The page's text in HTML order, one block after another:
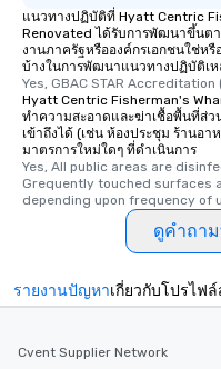
แนวทางปฏิบัติที่ Hyatt Centric
Renovated ได้รับการพัฒนาขึ้นต
งานภาครัฐหรือองค์กรเอกชนใช่ห
บ้างในการพัฒนาแนวทางปฏิบัติเ
Yes, GBAC STAR
Hyatt Centric Fisherman's
ทำความสะอาดและฆ่าเชื้อพื้นที่ส่ว
เข้าถึงได้ (เช่น ห้องประชุม ร้านอ
มาตรการใหม่ใดๆ ที่ดำเนินการ
Yes, All public areas are
Grequently touched surfaces
depending upon frequency of
ดูคำถา
รายงานปัญหาเกี่ยวกับโปรไฟ
Cvent Supplier Network